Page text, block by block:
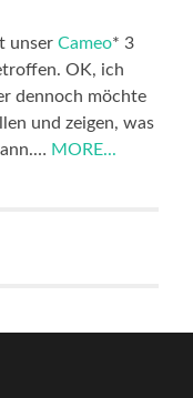
unserCameo* 3
OK, ich
dennoch möchte
und zeigen, was
MORE...